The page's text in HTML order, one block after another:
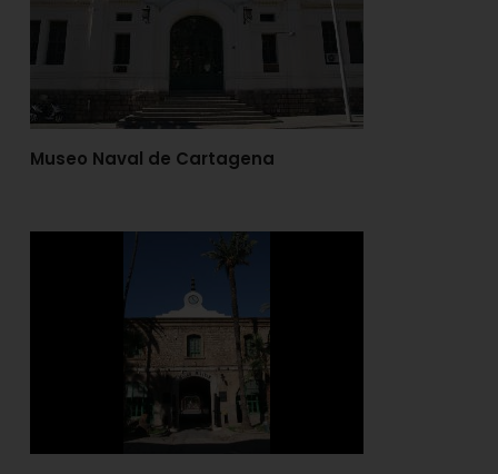
Museo Naval de Cartagena